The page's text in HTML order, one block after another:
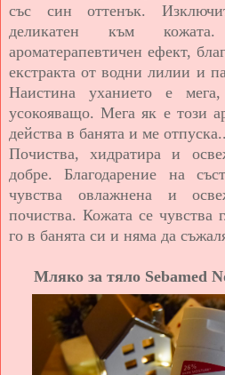
със син оттенък.
деликатен към
ароматерапевтичен ефект,
екстракта от водни лилии и
Наистина уханието е
усокояващо. Мега як е този
действа в банята и ме
Почиства, хидратира и
добре. Благодарение на
чувства овлажнена и
почиства. Кожата се чувства
го в банята си и няма да
Мляко за тяло Sebamed